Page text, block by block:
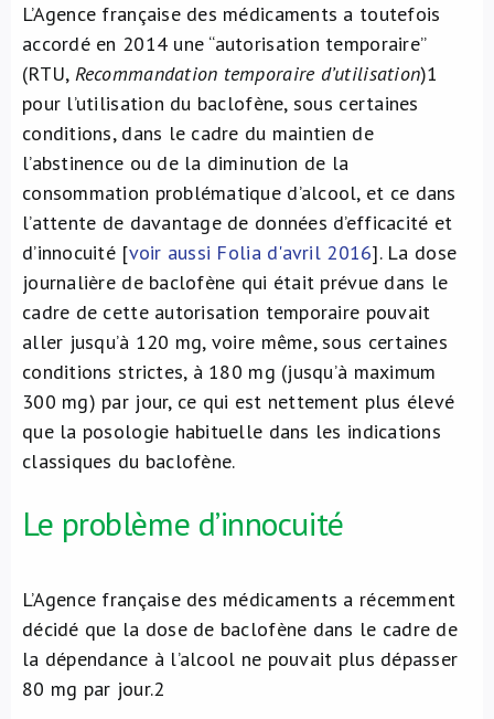
L’Agence française des médicaments a toutefois
accordé en 2014 une “autorisation temporaire”
(RTU, Recommandation temporaire d’utilisation)1
pour l’utilisation du baclofène, sous certaines
conditions, dans le cadre du maintien de
l’abstinence ou de la diminution de la
consommation problématique d’alcool, et ce dans
l’attente de davantage de données d’efficacité et
d’innocuité [voir aussi Folia d'avril 2016]. La dose
journalière de baclofène qui était prévue dans le
cadre de cette autorisation temporaire pouvait
aller jusqu’à 120 mg, voire même, sous certaines
conditions strictes, à 180 mg (jusqu’à maximum
300 mg) par jour, ce qui est nettement plus élevé
que la posologie habituelle dans les indications
classiques du baclofène.
Le problème d’innocuité
L’Agence française des médicaments a récemment
décidé que la dose de baclofène dans le cadre de
la dépendance à l’alcool ne pouvait plus dépasser
80 mg par jour.2